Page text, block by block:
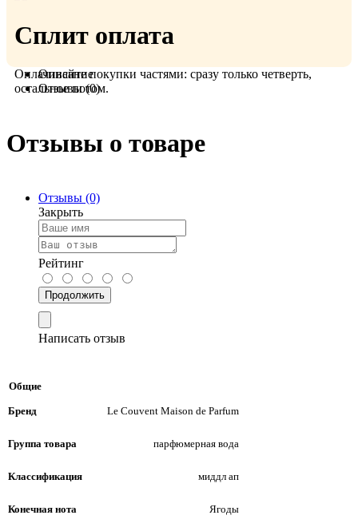
Сплит оплата
Оплачивайте покупки частями: сразу только четверть,
остальное потом.
Описание
Отзывы (0)
Отзывы о товаре
Отзывы (0)
Закрыть
Рейтинг
Продолжить
Написать отзыв
Общие
Бренд Le Couvent Maison de Parfum
Группа товара парфюмерная вода
Классификация миддл ап
Конечная нота Ягоды